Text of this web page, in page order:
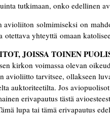
tutkimaan, onko edellinen
avioliiton solmimiseksi on
otettava yhteyttä omaan
JOISSA TOINEN
kirkon voimassa olevan
avioliitto tarvitsee, ollakseen
auktoriteetilta. Jos
erivapautus tästä
lupa tai tämä erivapautus